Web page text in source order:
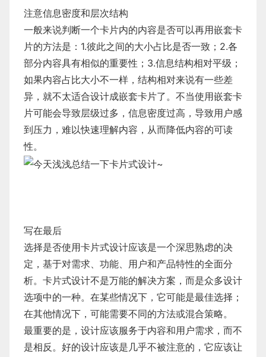
注意信息密度和层次结构
一般来说判断一个卡片内的内容是否可以再用嵌套卡
片的方法是：1.彼此之间的大小占比是否一致；2.各
部分内容具有相似的重要性；3.信息结构相对平级；
如果内容占比大小不一样，结构相对来说有一些差
异，就不太适合设计成嵌套卡片了。不当使用嵌套卡
片可能会导致层级过多，信息密度过高，导致用户感
到压力，难以快速理解内容，从而降低内容的可读
性。
写在最后
选择是否使用卡片式设计应该是一个深思熟虑的决
定，基于对需求、功能、用户和产品特性的全面分
析。卡片式设计不是万能的解决方案，而是众多设计
选项中的一种。在某些情况下，它可能是最佳选择；
在其他情况下，可能需要不同的方法或混合策略。
最重要的是，设计应该服务于内容和用户需求，而不
是相反。好的设计应该是几乎不被注意的，它应该让